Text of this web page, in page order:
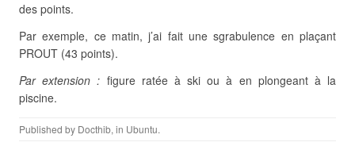
des points.
Par exemple, ce matin, j’ai fait une sgrabulence en plaçant
PROUT (43 points).
Par extension : figure ratée à ski ou à en plongeant à la
piscine.
Published by Docthib, in Ubuntu.